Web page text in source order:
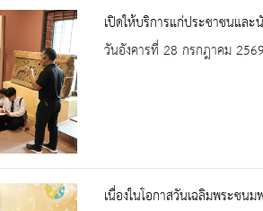
เปิดให้บริการแก่ประชาชนแล
วันอังคารที่ 28 กรกฎาคม
เนื่องในโอกาสวันเฉลิมพระช